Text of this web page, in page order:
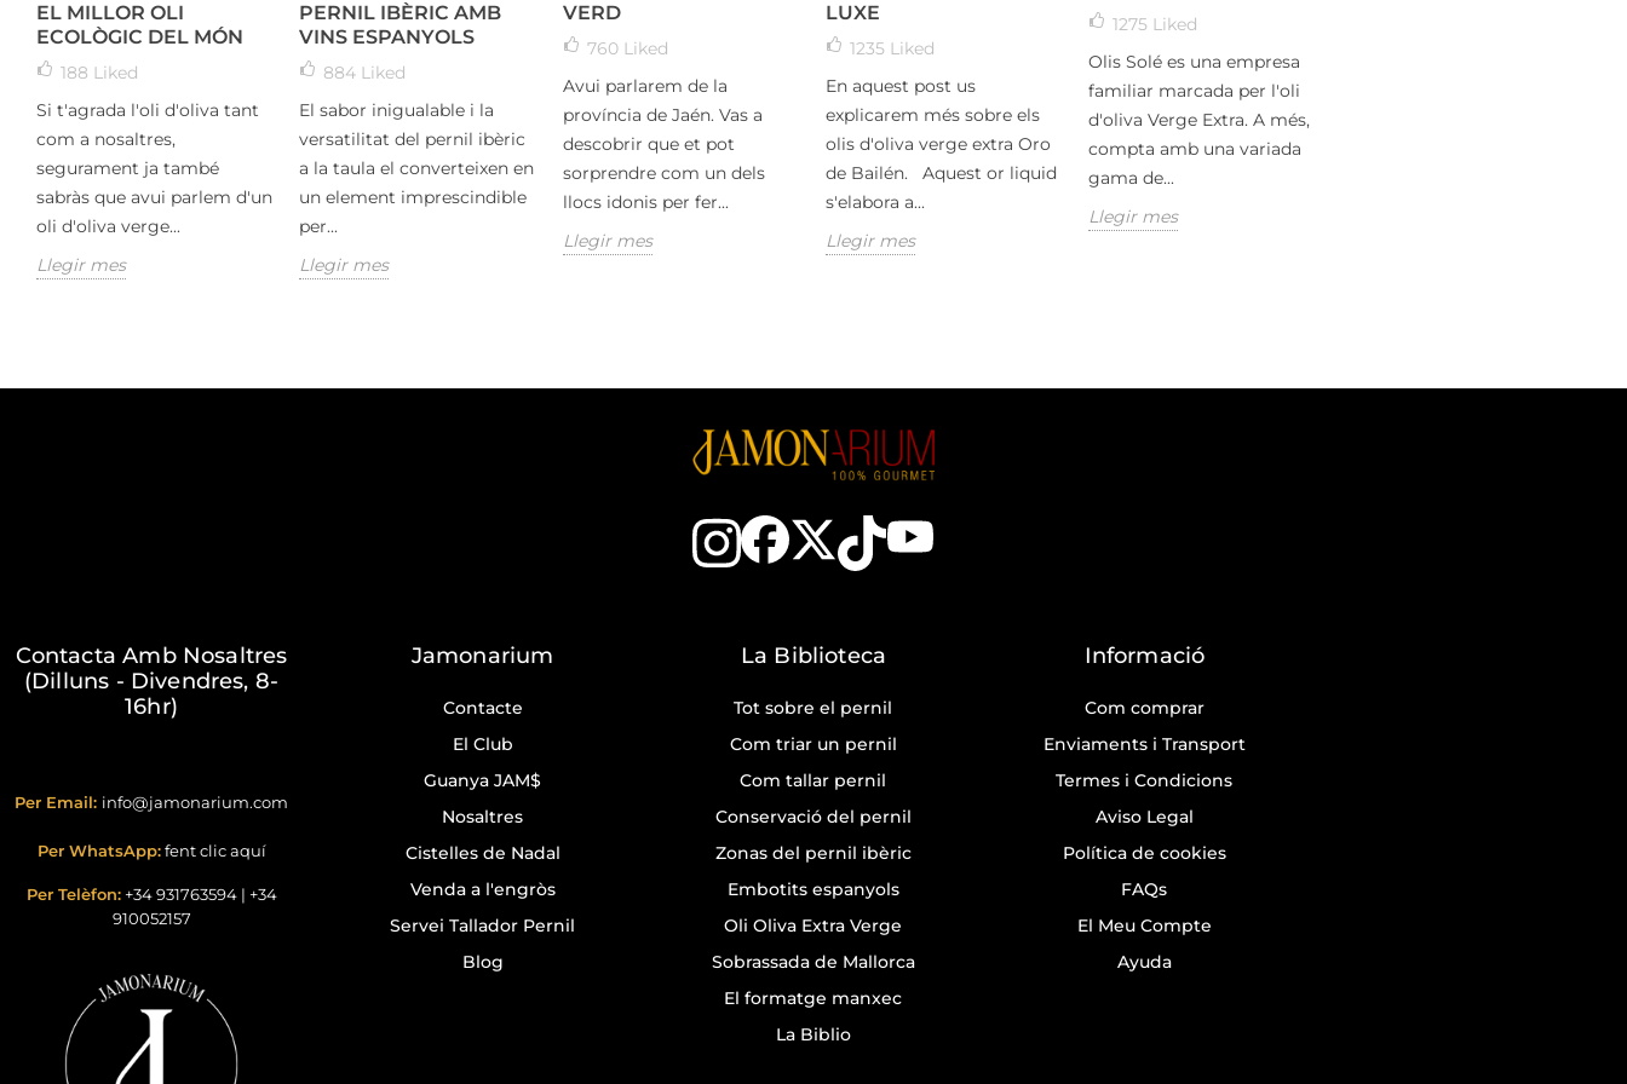
EL MILLOR OLI
ECOLÒGIC DEL MÓN
188 Liked
Si t'agrada l'oli d'oliva tant
com a nosaltres,
segurament ja també
sabràs que avui parlem d'un
oli d'oliva verge...
Llegir mes
PERNIL IBÈRIC AMB
VINS ESPANYOLS
884 Liked
El sabor inigualable i la
versatilitat del pernil ibèric
a la taula el converteixen en
un element imprescindible
per...
Llegir mes
VERD
760 Liked
Avui parlarem de la
província de Jaén. Vas a
descobrir que et pot
sorprendre com un dels
llocs idonis per fer...
Llegir mes
LUXE
1235 Liked
En aquest post us
explicarem més sobre els
olis d'oliva verge extra Oro
de Bailén. Aquest or liquid
s'elabora a...
Llegir mes
1275 Liked
Olis Solé es una empresa
familiar marcada per l'oli
d'oliva Verge Extra. A més,
compta amb una variada
gama de...
Llegir mes
Contacta Amb Nosaltres
(Dilluns - Divendres, 8-
16hr)
Per Email: info@jamonarium.com
Per WhatsApp: fent clic aquí
Per Telèfon: +34 931763594| +34
910052157
Jamonarium
Contacte
El Club
Guanya JAM$
Nosaltres
Cistelles de Nadal
Venda a l'engròs
Servei Tallador Pernil
Blog
La Biblioteca
Tot sobre el pernil
Com triar un pernil
Com tallar pernil
Conservació del pernil
Zonas del pernil ibèric
Embotits espanyols
Oli Oliva Extra Verge
Sobrassada de Mallorca
El formatge manxec
La Biblio
Informació
Com comprar
Enviaments i Transport
Termes i Condicions
Aviso Legal
Política de cookies
FAQs
El Meu Compte
Ayuda